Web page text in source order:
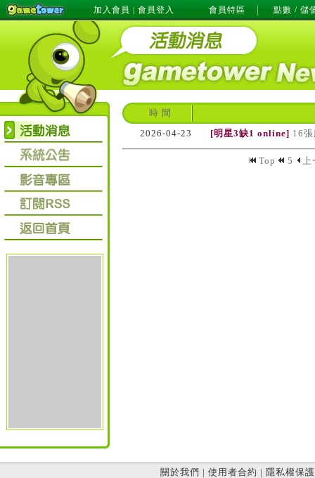
加入會員 | 會員登入 會員特區 點數 / 儲
時 間
2026-04-23
[明星3缺1 online] 16
Top 5 上
關於我們 | 使用者合約 | 隱私權保護